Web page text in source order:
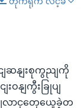
ျဆနျးစုကွညျကို
နျကွီးခြုပျ
ျလာငှတှေယေူခဲ့တ